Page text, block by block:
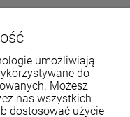
umożliwiają
do
Możesz
nas wszystkich
dostosować użycie